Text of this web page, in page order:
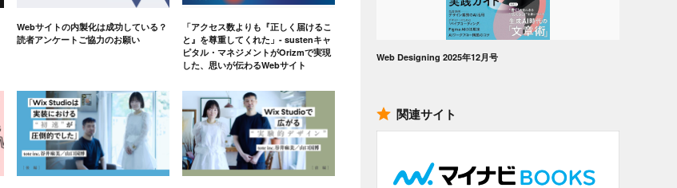
Webサイトの内製化は成功している？
読者アンケートご協力のお願い
「アクセス数よりも『正しく届けるこ
と』を尊重してくれた」- sustenキャ
ピタル・マネジメントがOrizmで実現
した、思いが伝わるWebサイト
Web Designing 2025年12月号
関連サイト